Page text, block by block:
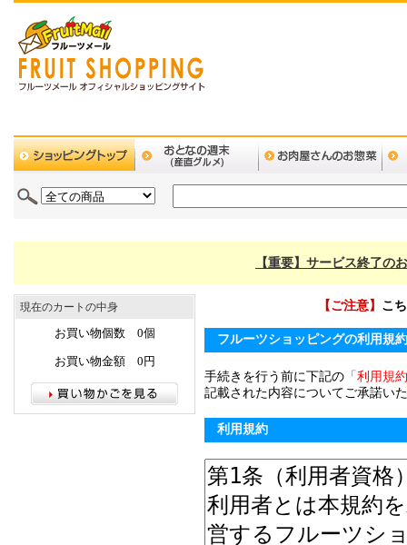
【重要】サービス終了の
現在のカートの中身
お買い物個数 0個
お買い物金額 0円
【ご注意】 こ
フルーツショッピングの利用規
手続きを行う前に下記の 「利用規
記載された内容についてご承諾い
利用規約